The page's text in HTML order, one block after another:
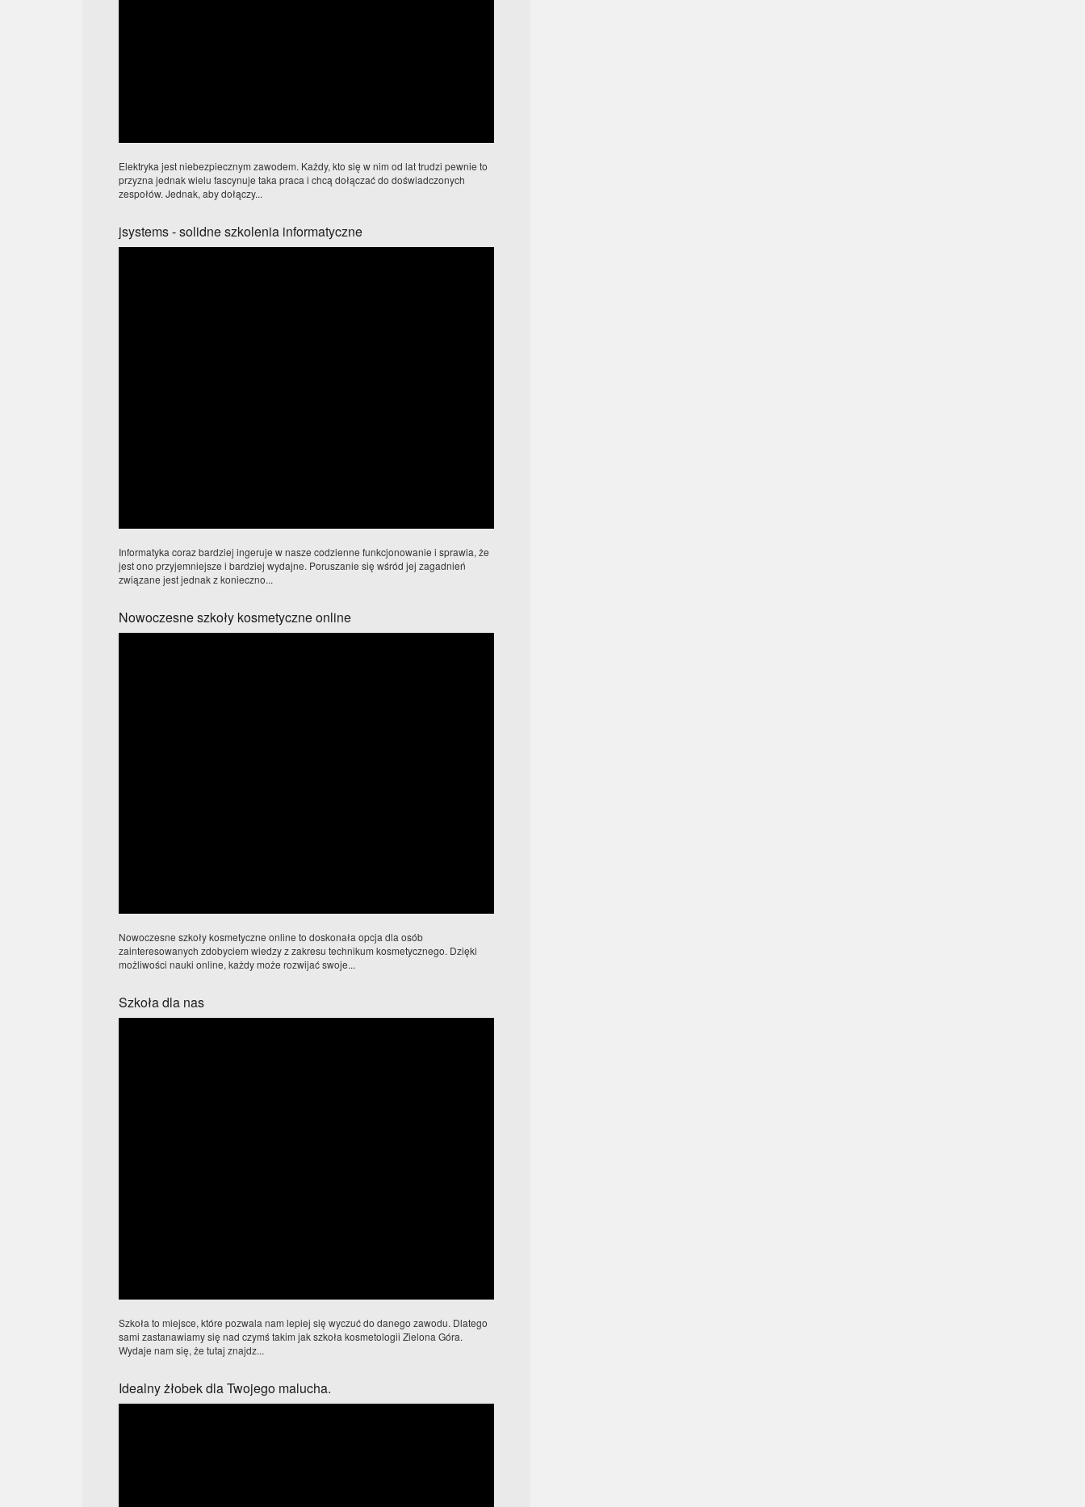
Elektryka jest niebezpiecznym zawodem. Każdy, kto się w nim od lat trudzi pewnie to
przyzna jednak wielu fascynuje taka praca i chcą dołączać do doświadczonych
zespołów. Jednak, aby dołączy...
jsystems - solidne szkolenia informatyczne
Informatyka coraz bardziej ingeruje w nasze codzienne funkcjonowanie i sprawia, że
jest ono przyjemniejsze i bardziej wydajne. Poruszanie się wśród jej zagadnień
związane jest jednak z konieczno...
Nowoczesne szkoły kosmetyczne online
Nowoczesne szkoły kosmetyczne online to doskonała opcja dla osób
zainteresowanych zdobyciem wiedzy z zakresu technikum kosmetycznego. Dzięki
możliwości nauki online, każdy może rozwijać swoje...
Szkoła dla nas
Szkoła to miejsce, które pozwala nam lepiej się wyczuć do danego zawodu. Dlatego
sami zastanawiamy się nad czymś takim jak szkoła kosmetologii Zielona Góra.
Wydaje nam się, że tutaj znajdz...
Idealny żłobek dla Twojego malucha.